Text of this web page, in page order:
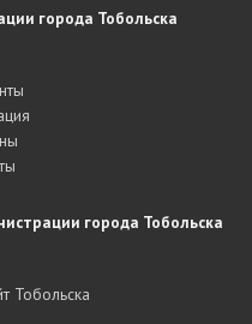
города Тобольска
города Тобольска
Тобольска